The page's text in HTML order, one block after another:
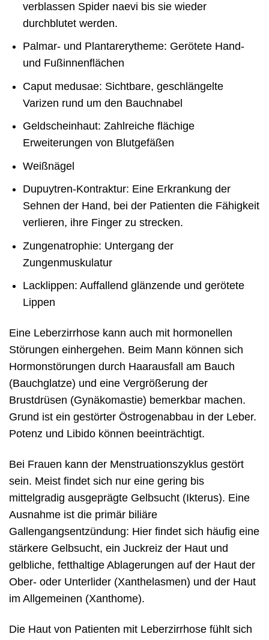
verblassen Spider naevi bis sie wieder
durchblutet werden.
Palmar- und Plantarerytheme: Gerötete Hand-
und Fußinnenflächen
Caput medusae: Sichtbare, geschlängelte
Varizen rund um den Bauchnabel
Geldscheinhaut: Zahlreiche flächige
Erweiterungen von Blutgefäßen
Weißnägel
Dupuytren-Kontraktur: Eine Erkrankung der
Sehnen der Hand, bei der Patienten die Fähigkeit
verlieren, ihre Finger zu strecken.
Zungenatrophie: Untergang der
Zungenmuskulatur
Lacklippen: Auffallend glänzende und gerötete
Lippen
Eine Leberzirrhose kann auch mit hormonellen
Störungen einhergehen. Beim Mann können sich
Hormonstörungen durch Haarausfall am Bauch
(Bauchglatze) und eine Vergrößerung der
Brustdrüsen (Gynäkomastie) bemerkbar machen.
Grund ist ein gestörter Östrogenabbau in der Leber.
Potenz und Libido können beeinträchtigt.
Bei Frauen kann der Menstruationszyklus gestört
sein. Meist findet sich nur eine gering bis
mittelgradig ausgeprägte Gelbsucht (Ikterus). Eine
Ausnahme ist die primär biliäre
Gallengangsentzündung: Hier findet sich häufig eine
stärkere Gelbsucht, ein Juckreiz der Haut und
gelbliche, fetthaltige Ablagerungen auf der Haut der
Ober- oder Unterlider (Xanthelasmen) und der Haut
im Allgemeinen (Xanthome).
Die Haut von Patienten mit Leberzirrhose fühlt sich